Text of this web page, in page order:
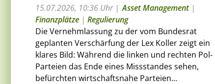
15.07.2026, 10:36 Uhr Asset Management|
Finanzplätze | Regulierung
Die Vernehmlassung zu der vom Bundesrat
geplanten Verschärfung der Lex Koller zeigt ein
klares Bild: Während die linken und rechten Pol-
Parteien das Ende eines Missstandes sehen,
befürchten wirtschaftsnahe Parteien...